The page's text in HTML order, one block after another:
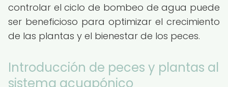
controlar el ciclo de bombeo de agua puede
ser beneficioso para optimizar el crecimiento
de las plantas y el bienestar de los peces.
Introducción de peces y plantas al
sistema acuapónico